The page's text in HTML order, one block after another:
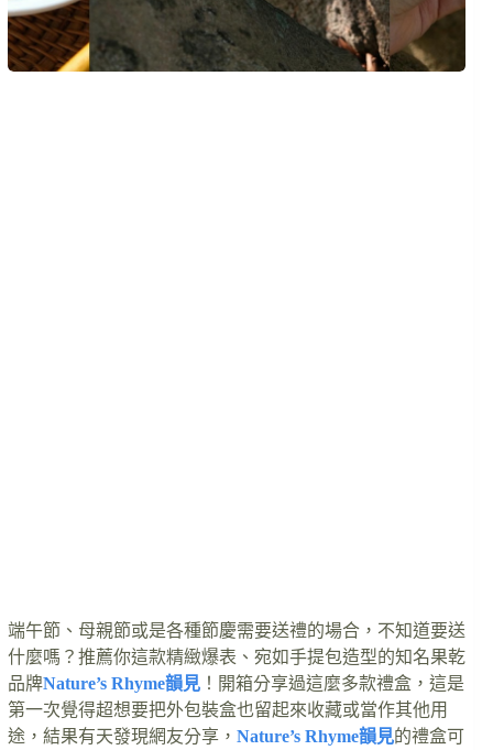
端午節、母親節或是各種節慶需要送禮的場合，不知道要送
什麼嗎？推薦你這款精緻爆表、宛如手提包造型的知名果乾
品牌Nature’s Rhyme韻見 ！開箱分享過這麼多款禮盒，這是
第一次覺得超想要把外包裝盒也留起來收藏或當作其他用
途，結果有天發現網友分享， Nature’s Rhyme韻見的禮盒可